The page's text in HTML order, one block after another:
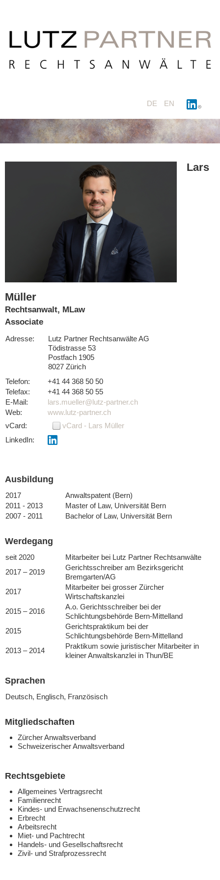
DE EN
Lars
Müller
Rechtsanwalt, MLaw
Associate
Adresse:
Lutz Partner Rechtsanwälte AG
Tödistrasse 53
Postfach 1905
8027 Zürich
Telefon:
+41 44 368 50 50
Telefax:
+41 44 368 50 55
E-Mail:
Web:
www.lutz-partner.ch
vCard:
vCard - Lars Müller
LinkedIn:
Ausbildung
2017
Anwaltspatent (Bern)
2011 - 2013
Master of Law, Universität Bern
2007 - 2011
Bachelor of Law, Universität Bern
Werdegang
seit 2020
Mitarbeiter bei Lutz Partner Rechtsanwälte
2017 – 2019
Gerichtsschreiber am Bezirksgericht
Bremgarten/AG
2017
Mitarbeiter bei grosser Zürcher
Wirtschaftskanzlei
2015 – 2016
A.o. Gerichtsschreiber bei der
Schlichtungsbehörde Bern-Mittelland
2015
Gerichtspraktikum bei der
Schlichtungsbehörde Bern-Mittelland
2013 – 2014
Praktikum sowie juristischer Mitarbeiter in
kleiner Anwaltskanzlei in Thun/BE
Sprachen
Deutsch, Englisch, Französisch
Mitgliedschaften
Zürcher Anwaltsverband
Schweizerischer Anwaltsverband
Rechtsgebiete
Allgemeines Vertragsrecht
Familienrecht
Kindes- und Erwachsenenschutzrecht
Erbrecht
Arbeitsrecht
Miet- und Pachtrecht
Handels- und Gesellschaftsrecht
Zivil- und Strafprozessrecht